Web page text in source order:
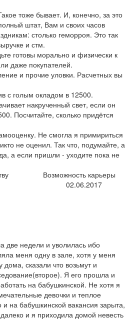
тоже бывает. И, конечно, за это
штат, Вам и своих часов
столько геморроя. Это так
и стм.
готовы морально и физически к
даже покупателей.
и прочие уловки. Расчетных вы
с голым окладом в 12500.
накрученный свет, если он
Посчитайте, сколько придётся
Не смогла я примириться
не оценил. Так что, подумайте, а
а если пришли - уходите пока не
Возможность карьеры
02.06.2017
две недели и уволилась ибо
меня одну в зале, хотя у меня
сказали что возьмут и
Я его прошла и
на бабушкинской. Не хотя я
девочки и теплое
на бабушкинской вакансия зарыта,
и я приходила домой невесть